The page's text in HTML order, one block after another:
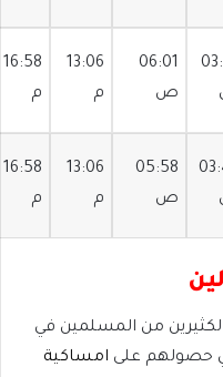
06:01
ص
13:06
م
16:58
م
05:58
ص
13:06
م
16:58
م
من المسلمين في
حصولهم على امساكية